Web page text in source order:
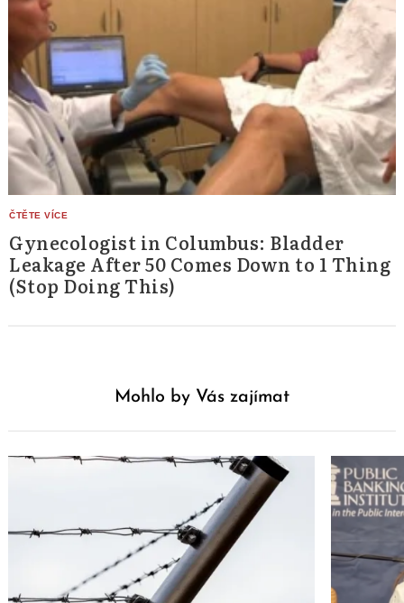
Gynecologist in Columbus: Bladder
Leakage After 50 Comes Down to 1 Thing
(Stop Doing This)
Mohlo by Vás zajímat